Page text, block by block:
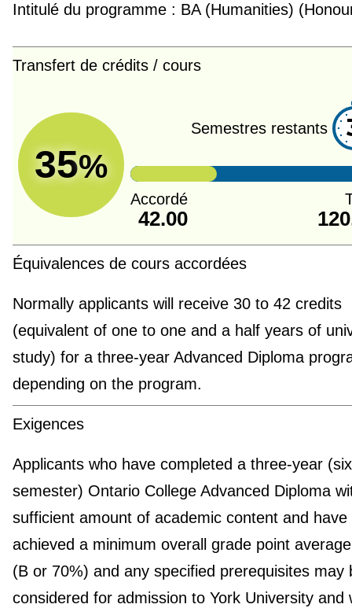
Intitulé du programme : BA (Humanities)
Transfert de crédits / cours
35%
Semestres restants
Accordé
42.00
Équivalences de cours accordées
Normally applicants will receive 30 to 42 credits
(equivalent of one to one and a half years of
study) for a three-year Advanced Diploma
depending on the program.
Exigences
Applicants who have completed a three-year (six
semester) Ontario College Advanced Diploma
sufficient amount of academic content and have
achieved a minimum overall grade point
(B or 70%) and any specified prerequisites may
considered for admission to York University and